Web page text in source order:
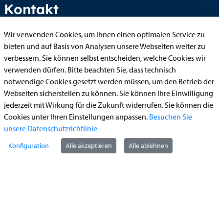
Kontakt
StädteRegion Aachen
Zollernstraße 10
52070 Aachen
Anfahrt
Tel:
+49 241 5198-0
info@staedteregion-aachen.de
Social Media
Wir verwenden Cookies, um Ihnen einen optimalen Service zu
bieten und auf Basis von Analysen unsere Webseiten weiter zu
verbessern. Sie können selbst entscheiden, welche Cookies wir
verwenden dürfen. Bitte beachten Sie, dass technisch
notwendige Cookies gesetzt werden müssen, um den Betrieb der
Webseiten sicherstellen zu können. Sie können Ihre Einwilligung
jederzeit mit Wirkung für die Zukunft widerrufen. Sie können die
Cookies unter Ihren Einstellungen anpassen. Besuchen Sie
unsere Datenschutzrichtlinie
Konfiguration Alle akzeptieren Alle ablehnen